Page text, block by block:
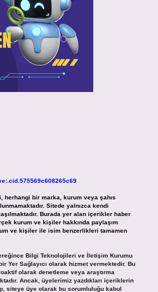
herhangi bir marka, kurum veya şahıs
Sitede yalnızca kendi
Burada yer alan içerikler haber
kurum ve kişiler hakkında paylaşım
ve kişiler ile isim benzerlikleri tamamen
Bilgi Teknolojileri ve İletişim Kurumu
Yer Sağlayıcı olarak hizmet vermektedir. Bu
olarak denetleme veya araştırma
Ancak, üyelerimiz yazdıkları içeriklerin
siteye üye olarak bu sorumluluğu kabul